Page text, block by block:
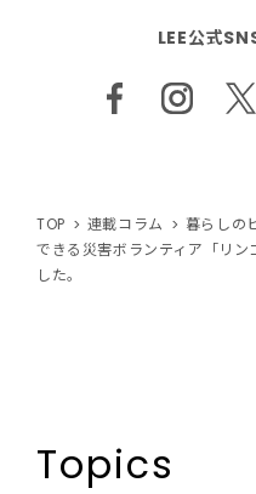
LEE公式
TOP 連載コラム 暮らしの
できる災害ボランティア「リ
した。
Topics